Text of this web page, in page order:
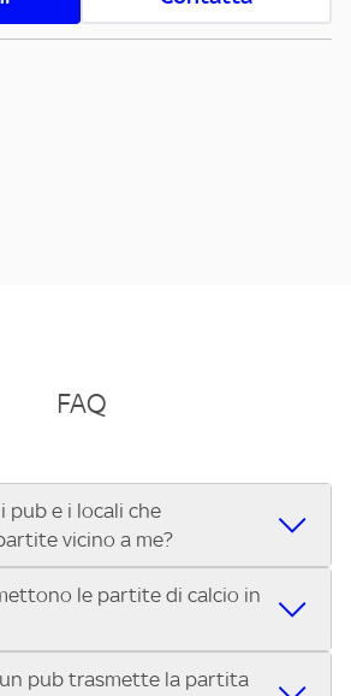
FAQ
pub e i locali che
vicino a me?
ristorante o locale vicino a te per
A ENILIVE, la Serie C Sky Wifi, la
la UEFA Europa League, la UEFA
Tennis, la Formula 1®, la MotoGP™ e
le partite di calcio in
pub o ristoranti mostrano le partite
un pub trasmette la partita